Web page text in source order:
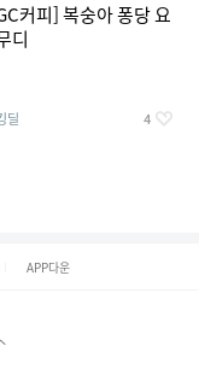
커피] 복숭아 퐁당 요
디
딜 4
APP다운